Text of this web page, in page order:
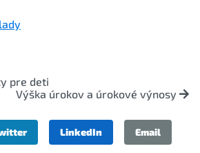
pre deti
Výška úrokov a úrokové výnosy
LinkedIn Email